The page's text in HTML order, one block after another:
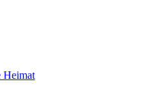
Heimat